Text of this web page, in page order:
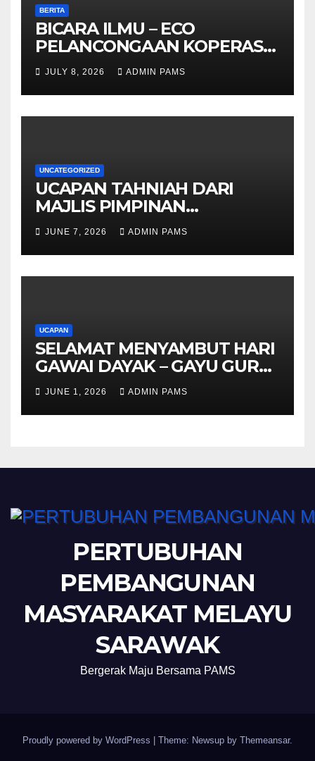
BERITA
BICARA ILMU – ECO
PELANCONGAAN KOPERASI –
DARI ALAM KE EKONOMI
KOMUNITI
JULY 8, 2026 ADMIN PAMS
UNCATEGORIZED
UCAPAN TAHNIAH DARI
MAJLIS PIMPINAN
TERTINGGI PAMS DAN
SELURUH WARGA
JUNE 7, 2026 ADMIN PAMS
UCAPAN
SELAMAT MENYAMBUT HARI
GAWAI DAYAK – GAYU GURU
GERAI NYAMAI
JUNE 1, 2026 ADMIN PAMS
PERTUBUHAN
PEMBANGUNAN
MASYARAKAT MELAYU
SARAWAK
Bergerak Maju Bersama PAMS
Proudly powered by WordPress | Theme: Newsup by Themeansar.